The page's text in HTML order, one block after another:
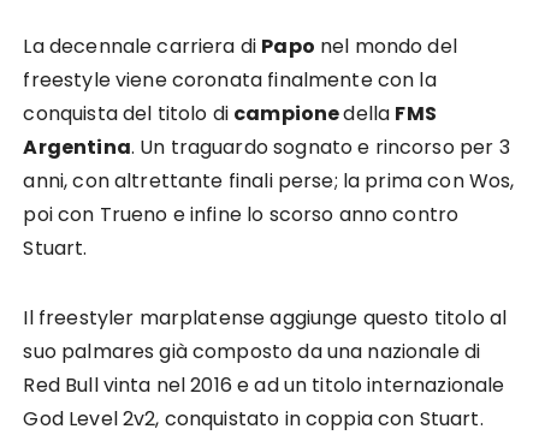
La decennale carriera di Papo nel mondo del
freestyle viene coronata finalmente con la
conquista del titolo di campionedella FMS
Argentina. Un traguardo sognato e rincorso per 3
anni, con altrettante finali perse; la prima con Wos,
poi con Trueno e infine lo scorso anno contro
Stuart.
Il freestyler marplatense aggiunge questo titolo al
suo palmares già composto da una nazionale di
Red Bull vinta nel 2016 e ad un titolo internazionale
God Level 2v2, conquistato in coppia con Stuart.